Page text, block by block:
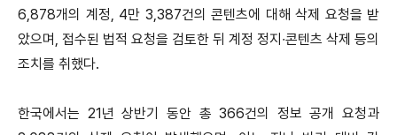
6,878개의 계정, 4만 3,387건의 콘텐츠에 대해 삭제 요청을 받
았으며, 접수된 법적 요청을 검토한 뒤 계정 정지∙콘텐츠 삭제 등의
조치를 취했다.
한국에서는 21년 상반기 동안 총 366건의 정보 공개 요청과